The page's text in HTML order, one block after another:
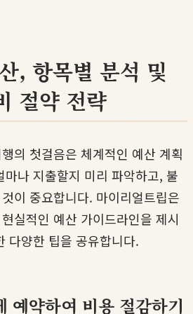
, 항목별 분석 및
절약 전략
의 첫걸음은 체계적인 예산 계획
나 지출할지 미리 파악하고, 불
이 중요합니다. 마이리얼트립은
실적인 예산 가이드라인을 제시
다양한 팁을 공유합니다.
예약하여 비용 절감하기